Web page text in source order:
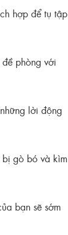
hợp để tụ tập
phòng với
lời động
gò bó và kìm
bạn sẽ sớm